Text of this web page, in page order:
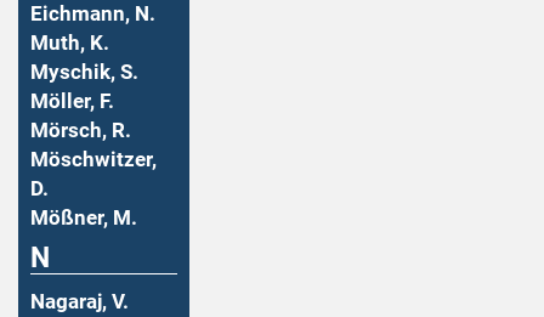
Eichmann, N.
Muth, K.
Myschik, S.
Möller, F.
Mörsch, R.
Möschwitzer,
D.
Mößner, M.
N
Nagaraj, V.